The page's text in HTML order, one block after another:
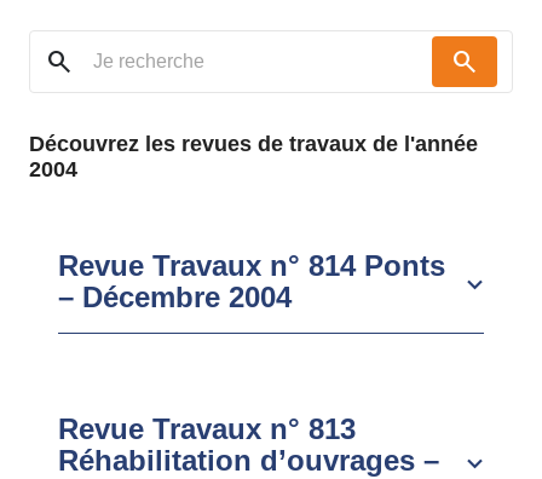
search search
Découvrez les revues de travaux de l'année
2004
Revue Travaux n° 814 Ponts
– Décembre 2004
Revue Travaux n° 813
Réhabilitation d’ouvrages –